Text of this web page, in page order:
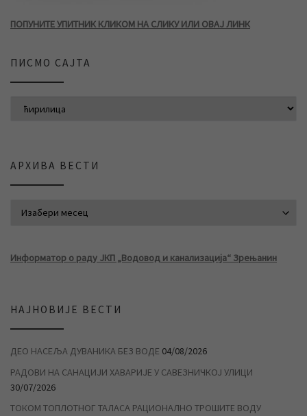
ПОПУНИТЕ УПИТНИК КЛИКОМ НА СЛИКУ ИЛИ ОВАЈ ЛИНК
ПИСМО САЈТА
АРХИВА ВЕСТИ
Информатор о раду ЈКП „Водовод и канализација“ Зрењанин
НАЈНОВИЈЕ ВЕСТИ
ДЕО НАСЕЉА ДУВАНИКА БЕЗ ВОДЕ 04/08/2026
РАДОВИ НА САНАЦИЈИ ХАВАРИЈЕ У САВЕЗНИЧКОЈ УЛИЦИ
30/07/2026
ТОКОМ ТОПЛОТНОГ ТАЛАСА РАЦИОНАЛНО ТРОШИТЕ ВОДУ